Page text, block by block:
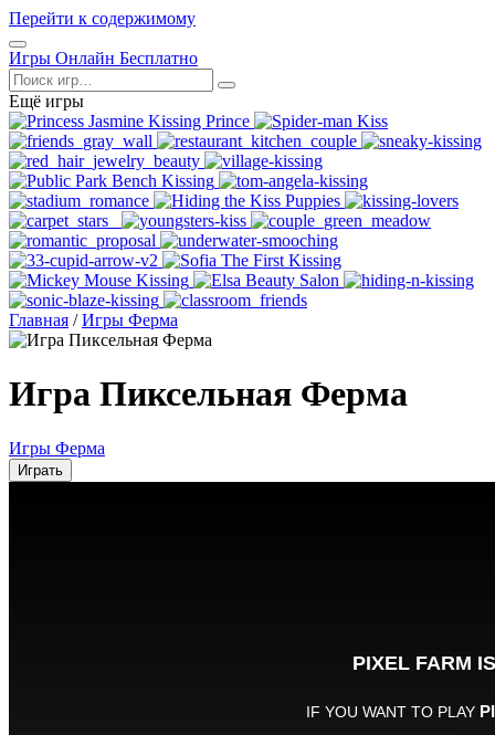
Перейти к содержимому
Открыть
меню
Игры Онлайн Бесплатно
Поиск
Ещё игры
Главная / Игры Ферма
Игра Пиксельная Ферма
Игры Ферма
Играть